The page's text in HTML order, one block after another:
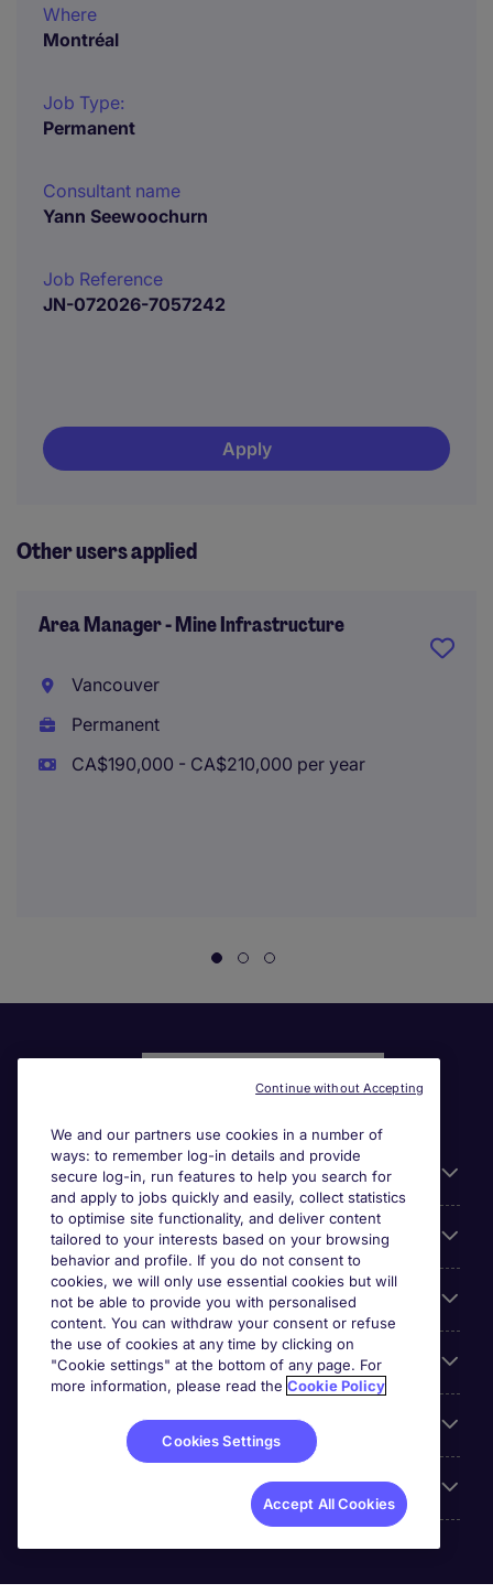
Where
Montréal
Job Type:
Permanent
Consultant name
Yann Seewoochurn
Job Reference
JN-072026-7057242
Apply
Other users applied
Area Manager - Mine Infrastructure
Vancouver
Permanent
CA$190,000 - CA$210,000 per year
Liens utiles
Parcourir nos offres
Cookie settings
Espace Entreprises
Qui Sommes-Nous ?
We and our partners use cookies in a number of
ways: to remember log-in details and provide
secure log-in, run features to help you search for
and apply to jobs quickly and easily, collect statistics
to optimise site functionality, and deliver content
tailored to your interests based on your browsing
behavior and profile. If you do not consent to
cookies, we will only use essential cookies but will
not be able to provide you with personalised
content. You can withdraw your consent or refuse
the use of cookies at any time by clicking on
"Cookie settings" at the bottom of any page. For
more information, please read the Cookie Policy
Cookies Settings
Accept All Cookies
Continue without Accepting